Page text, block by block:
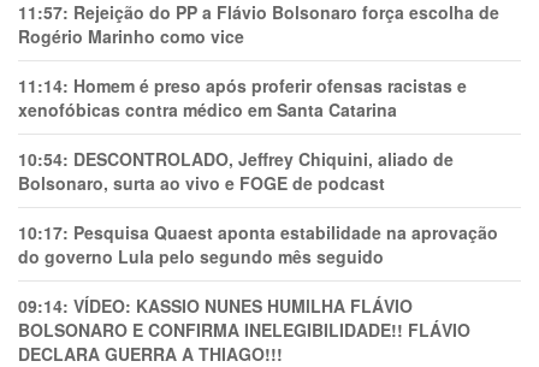
11:57: Rejeição do PP a Flávio Bolsonaro força escolha de
Rogério Marinho como vice
11:14: Homem é preso após proferir ofensas racistas e
xenofóbicas contra médico em Santa Catarina
10:54: DESCONTROLADO, Jeffrey Chiquini, aliado de
Bolsonaro, surta ao vivo e FOGE de podcast
10:17: Pesquisa Quaest aponta estabilidade na aprovação
do governo Lula pelo segundo mês seguido
09:14: VÍDEO: KASSIO NUNES HUMlLHA FLÁVIO
BOLSONARO E CONFIRMA INELEGIBILIDADE!! FLÁVIO
DECLARA GUERRA A THIAGO!!!